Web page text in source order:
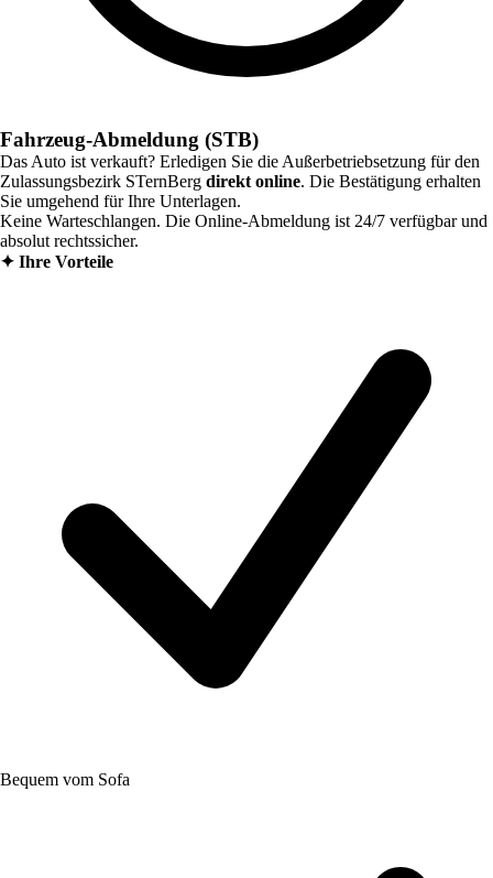
Fahrzeug-Abmeldung (STB)
Das Auto ist verkauft? Erledigen Sie die Außerbetriebsetzung für den
Zulassungsbezirk STernBerg direkt online. Die Bestätigung erhalten
Sie umgehend für Ihre Unterlagen.
Keine Warteschlangen. Die Online-Abmeldung ist 24/7 verfügbar und
absolut rechtssicher.
✦ Ihre Vorteile
Bequem vom Sofa